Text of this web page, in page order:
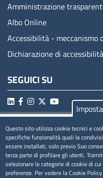
Amministrazione
Albo Online
Accessibilità - meccanismo
Dichiarazione di accessibilità
SEGUICI SU
MENÚ PRIVACY
Privacy
Cookie
Questo sito utilizza cookie tecnici e
specifiche funzionalità quali la
essere installati, solo previo Suo
terza parte di profilare gli utenti.
selezionare le categorie di cookie di
preferenze. Per vedere la Cookie